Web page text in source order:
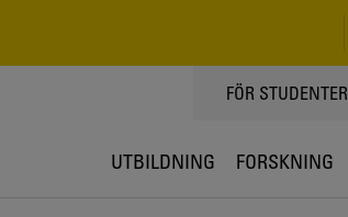
TOPPMENY
FÖR STUDENTER
UTBILDNING FORSKNING